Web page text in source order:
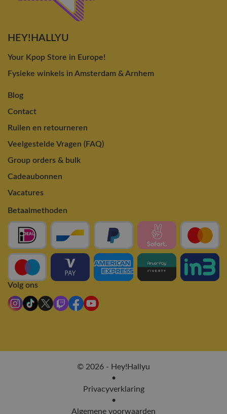
HEY!HALLYU
Your Kpop Store in Europe!
Fysieke winkels in Amsterdam & Arnhem
Blog
Contact
Ruilen en retourneren
Veelgestelde Vragen (FAQ)
Group orders & bulk
Cadeaubonnen
Vacatures
Betaalmethoden
Volg ons
© 2026 - Hey!Hallyu
•
Privacyverklaring
•
Algemene voorwaarden